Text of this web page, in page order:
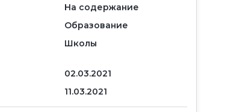
На содержание
Образование
Школы
02.03.2021
11.03.2021